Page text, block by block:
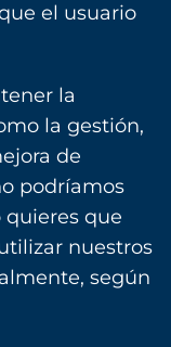
el usuario
la
la gestión,
de
podríamos
quieres que
nuestros
según